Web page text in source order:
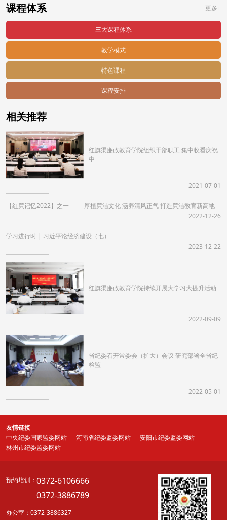
课程体系 更多+
三大课程体系
教学模式
特色课程
课程安排
相关推荐
红旗渠廉政教育学院组织干部职工 集中收看庆祝
中
2021-07-01
【红廉记忆2022】之一 —— 厚植廉洁文化 涵养清风正气 打造廉洁教育新高地
2022-12-26
学习进行时 | 习近平论经济建设（七）
2023-12-22
红旗渠廉政教育学院持续开展大学习大提升活动
2022-09-09
省纪委召开常委会（扩大）会议 研究部署全省纪
检监
2022-05-01
友情链接
中央纪委国家监委网站
河南省纪委监委网站
安阳市纪委监委网站
林州市纪委监委网站
预约培训： 0372-6106666
0372-3886789
办公室：0372-3886327